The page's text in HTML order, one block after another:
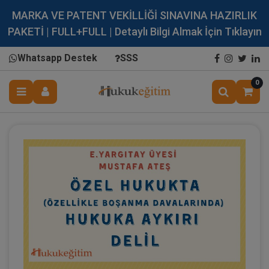
MARKA VE PATENT VEKİLLİĞİ SINAVINA HAZIRLIK
PAKETİ | FULL+FULL | Detaylı Bilgi Almak İçin Tıklayın
Whatsapp Destek SSS
0